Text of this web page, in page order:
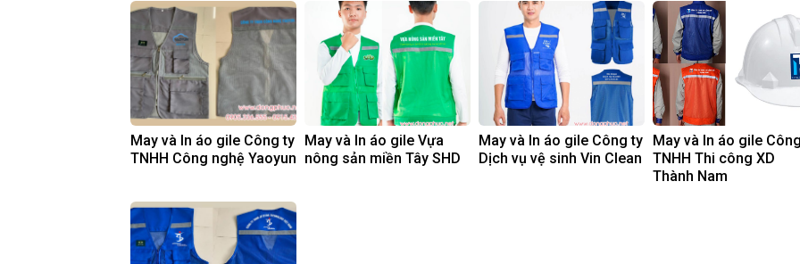
May và In áo gile Công ty
TNHH Công nghệ Yaoyun
May và In áo gile Vựa
nông sản miền Tây SHD
May và In áo gile Công ty
Dịch vụ vệ sinh Vin Clean
May và In áo gile
TNHH Thi công XD
Thành Nam